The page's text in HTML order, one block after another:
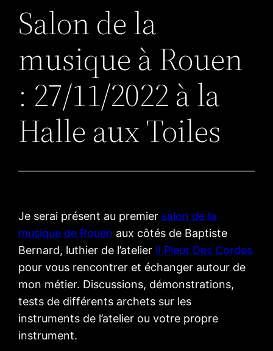
Salon de la
musique à Rouen
: 27/11/2022 à la
Halle aux Toiles
Je serai présent au premier salon de la
musique de Rouen aux côtés de Baptiste
Bernard, luthier de l’atelier Il Pleut Des Cordes
pour vous rencontrer et échanger autour de
mon métier. Discussions, démonstrations,
tests de différents archets sur les
instruments de l’atelier ou votre propre
instrument.